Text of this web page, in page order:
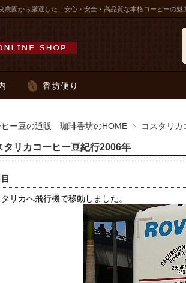
園から厳選した、安心・安全・高品質な本格コーヒーの魅
香坊便り
ヒー豆の通販 珈琲香坊のHOME コスタリ
タリカコーヒー豆紀行2006年
リカへ飛行機で移動しました。